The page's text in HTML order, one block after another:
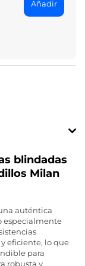
Añadir
blindadas
Milan
auténtica
especialmente
eficiente, lo que
para
robusta y